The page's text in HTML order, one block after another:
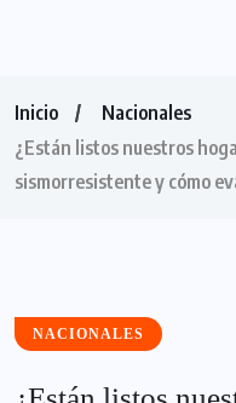
Inicio
Nacionales
¿Están listos nuestros
sismorresistente y cómo
NACIONALES